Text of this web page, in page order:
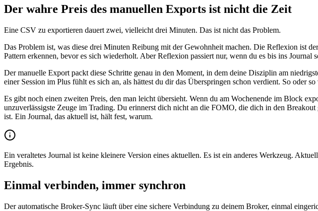
Der wahre Preis des manuellen Exports ist nicht die Zeit
Eine CSV zu exportieren dauert zwei, vielleicht drei Minuten. Das ist nicht das Problem.
Das Problem ist, was diese drei Minuten Reibung mit der Gewohnheit machen. Die Reflexion ist
Pattern erkennen, bevor es sich wiederholt. Aber Reflexion passiert nur, wenn du es bis ins
Der manuelle Export packt diese Schritte genau in den Moment, in dem deine Disziplin am
einer Session im Plus fühlt es sich an, als hättest du dir das Überspringen schon verdient. So oder
Es gibt noch einen zweiten Preis, den man leicht übersieht. Wenn du am Wochenende im Block
unzuverlässigste Zeuge im Trading. Du erinnerst dich nicht an die FOMO, die dich in den
ist. Ein Journal, das aktuell ist, hält fest, warum.
Ein veraltetes Journal ist keine kleinere Version eines aktuellen. Es ist ein anderes Werkzeug.
Ergebnis.
Einmal verbinden, immer synchron
Der automatische Broker-Sync läuft über eine sichere Verbindung zu deinem Broker, einmal